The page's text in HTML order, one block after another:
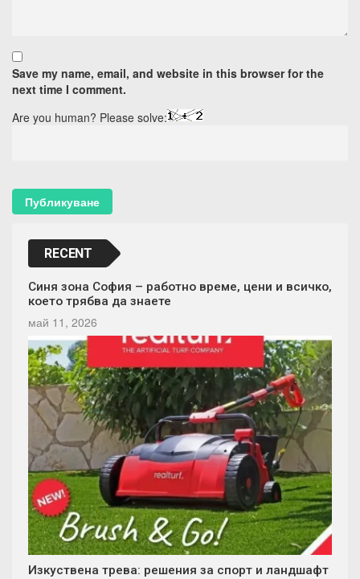
Save my name, email, and website in this browser for the
next time I comment.
Are you human? Please solve:
RECENT
Синя зона София – работно време, цени и всичко,
което трябва да знаете
май 11, 2026
Изкуствена трева: решения за спорт и ландшафт